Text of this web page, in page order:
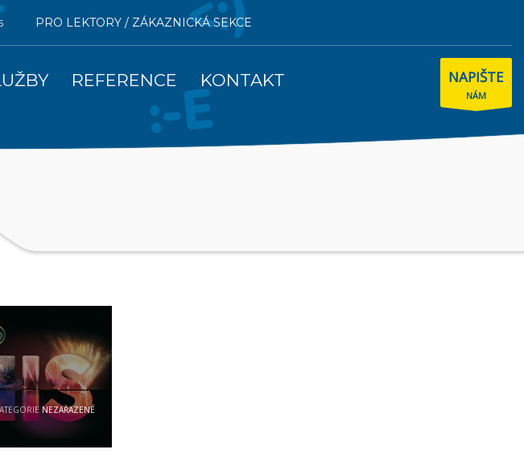
PRO LEKTORY / ZÁKAZNICKÁ SEKCE
REFERENCE KONTAKT NAPIŠTE
NÁM
NEZAŘAZENÉ